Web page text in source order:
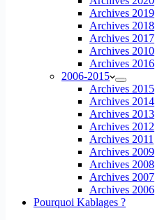
Archives 2019
Archives 2018
Archives 2017
Archives 2010
Archives 2016
2006-2015
Archives 2015
Archives 2014
Archives 2013
Archives 2012
Archives 2011
Archives 2009
Archives 2008
Archives 2007
Archives 2006
Pourquoi Kablages ?